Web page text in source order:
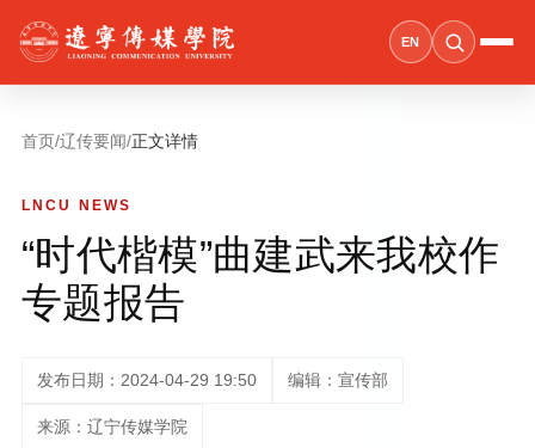
EN
首页/辽传要闻/正文详情
LNCU NEWS
“时代楷模”曲建武来我校作
专题报告
发布日期：2024-04-29 19:50 编辑：宣传部
来源：辽宁传媒学院